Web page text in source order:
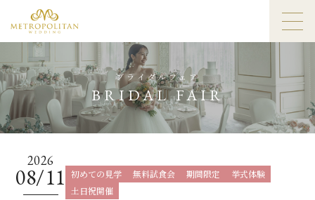
ブライダルフェア
BRIDAL FAIR
2026
08/11 初めての見学 無料試食会 期間限定
挙式体験
土日祝開催